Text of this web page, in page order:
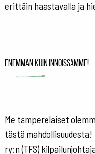
erittäin haastavalla ja
Enemmän kuin innoissamme!
Me tamperelaiset
tästä
ry:n (TFS) kilpailunjohtaja